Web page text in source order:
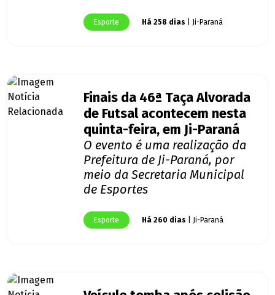
Esporte Há 258 dias | Ji-Paraná
Finais da 46ª Taça Alvorada
de Futsal acontecem nesta
quinta-feira, em Ji-Paraná
O evento é uma realização da
Prefeitura de Ji-Paraná, por
meio da Secretaria Municipal
de Esportes
Esporte Há 260 dias | Ji-Paraná